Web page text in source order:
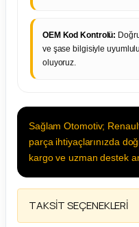
OEM Kod Kontrolü:
ve şase bilgisiyle
oluyoruz.
Sağlam Otomotiv;
parça ihtiyaçlarınızda
kargo ve uzman destek
TAKSİT SEÇENEKLERİ